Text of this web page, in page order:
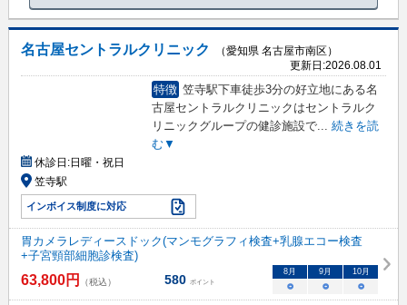
名古屋セントラルクリニック
（愛知県 名古屋市南区）
更新日:2026.08.01
特徴 笠寺駅下車徒歩3分の好立地にある名
古屋セントラルクリニックはセントラルク
リニックグループの健診施設で... 続きを読
む▼
休診日:日曜・祝日
笠寺駅
インボイス制度に対応
胃カメラレディースドック(マンモグラフィ検査+乳腺エコー検査
+子宮頸部細胞診検査)
63,800円 （税込） 580 ポイント
8月 9月 10月
○ ○ ○